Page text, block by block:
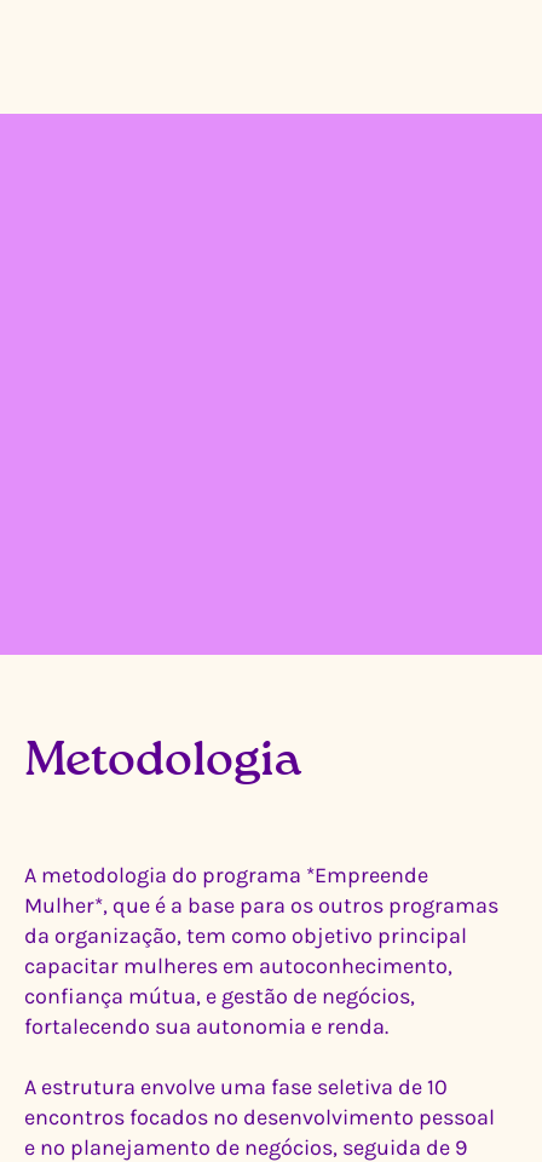
Metodologia
A metodologia do programa *Empreende
Mulher*, que é a base para os outros programas
da organização, tem como objetivo principal
capacitar mulheres em autoconhecimento,
confiança mútua, e gestão de negócios,
fortalecendo sua autonomia e renda.
A estrutura envolve uma fase seletiva de 10
encontros focados no desenvolvimento pessoal
e no planejamento de negócios, seguida de 9